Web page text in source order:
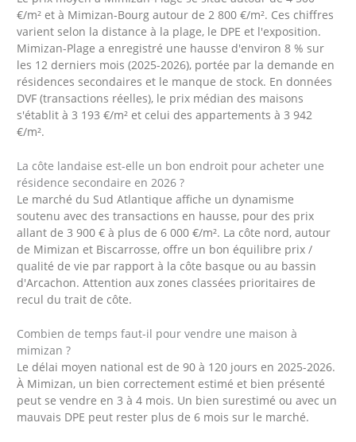
€/m² et à Mimizan-Bourg autour de 2 800 €/m². Ces chiffres
varient selon la distance à la plage, le DPE et l'exposition.
Mimizan-Plage a enregistré une hausse d'environ 8 % sur
les 12 derniers mois (2025-2026), portée par la demande en
résidences secondaires et le manque de stock. En données
DVF (transactions réelles), le prix médian des maisons
s'établit à 3 193 €/m² et celui des appartements à 3 942
€/m².
La côte landaise est-elle un bon endroit pour acheter une
résidence secondaire en 2026 ?
Le marché du Sud Atlantique affiche un dynamisme
soutenu avec des transactions en hausse, pour des prix
allant de 3 900 € à plus de 6 000 €/m². La côte nord, autour
de Mimizan et Biscarrosse, offre un bon équilibre prix /
qualité de vie par rapport à la côte basque ou au bassin
d'Arcachon. Attention aux zones classées prioritaires de
recul du trait de côte.
Combien de temps faut-il pour vendre une maison à
mimizan ?
Le délai moyen national est de 90 à 120 jours en 2025-2026.
À Mimizan, un bien correctement estimé et bien présenté
peut se vendre en 3 à 4 mois. Un bien surestimé ou avec un
mauvais DPE peut rester plus de 6 mois sur le marché.